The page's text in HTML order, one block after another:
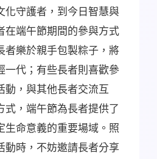
化守護者，到今日智慧與
在端午節期間的參與方式
者樂於親手包製粽子，將
一代；有些長者則喜歡參
動，與其他長者交流互
式，端午節為長者提供了
生命意義的重要場域。照
動時，不妨邀請長者分享